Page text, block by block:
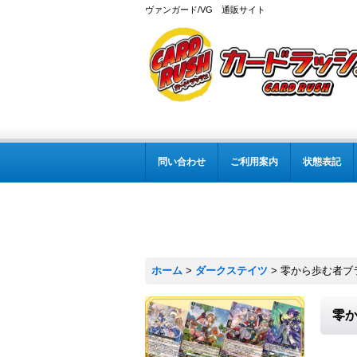
ヴァンガード/VG 通販サイト
問い合わせ ご利用案内 状態表記
ホーム > ダークステイツ > 零から歩む者ブ
零